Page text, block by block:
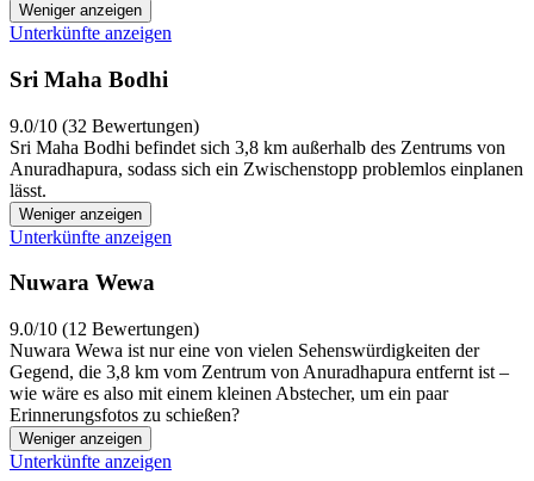
Weniger anzeigen
Unterkünfte anzeigen
Sri Maha Bodhi
9.0/10 (32 Bewertungen)
Sri Maha Bodhi befindet sich 3,8 km außerhalb des Zentrums von
Anuradhapura, sodass sich ein Zwischenstopp problemlos einplanen
lässt.
Weniger anzeigen
Unterkünfte anzeigen
Nuwara Wewa
9.0/10 (12 Bewertungen)
Nuwara Wewa ist nur eine von vielen Sehenswürdigkeiten der
Gegend, die 3,8 km vom Zentrum von Anuradhapura entfernt ist –
wie wäre es also mit einem kleinen Abstecher, um ein paar
Erinnerungsfotos zu schießen?
Weniger anzeigen
Unterkünfte anzeigen